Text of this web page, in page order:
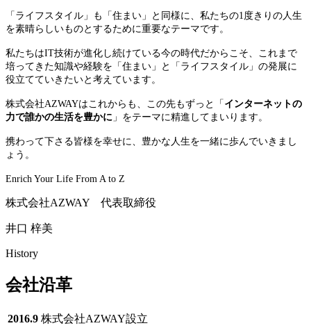
「ライフスタイル」も「住まい」と同様に、私たちの1度きりの人生
を素晴らしいものとするために重要なテーマです。
私たちはIT技術が進化し続けている今の時代だからこそ、これまで
培ってきた知識や経験を「住まい」と「ライフスタイル」の発展に
役立てていきたいと考えています。
株式会社AZWAYはこれからも、この先もずっと「 インターネットの
力で誰かの生活を豊かに 」をテーマに精進してまいります。
携わって下さる皆様を幸せに、豊かな人生を一緒に歩んでいきまし
ょう。
Enrich Your Life From A to Z
株式会社AZWAY 代表取締役
井口 梓美
History
会社沿革
2016.9 株式会社AZWAY設立